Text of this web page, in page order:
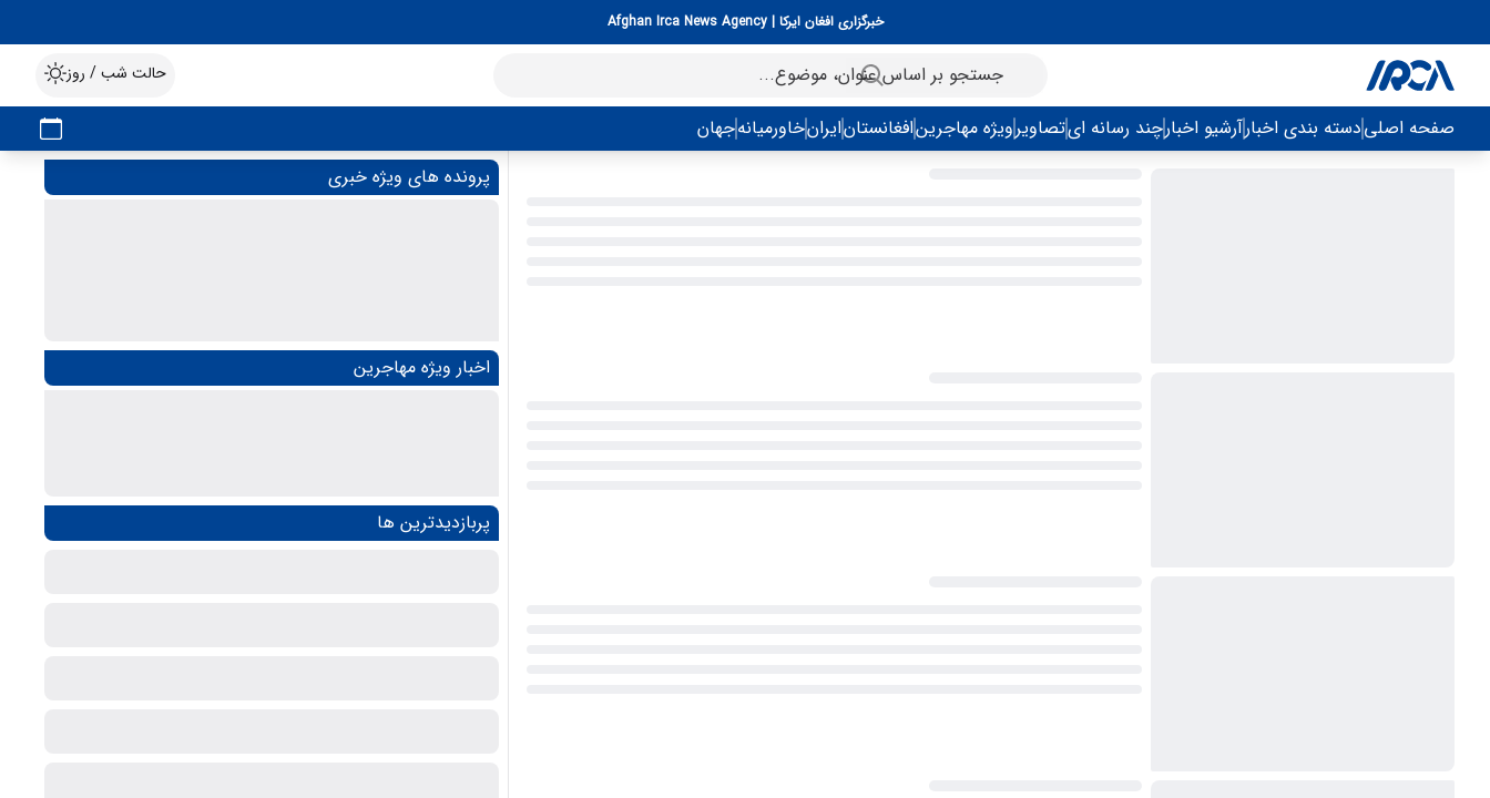
خبرگزاری افغان ایرکا | Afghan Irca News Agency
حالت شب / روز
صفحه اصلیدسته بندی اخبارآرشیو اخبارچند رسانه ایتصاویرویژه مهاجرینافغانستانایرانخاورمیانهجهان
پرونده های ویژه خبری
اخبار ویژه مهاجرین
پربازدیدترین ها